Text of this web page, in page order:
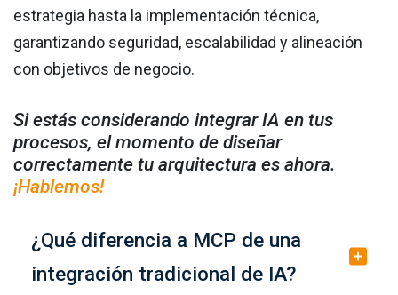
estrategia hasta la implementación técnica,
garantizando seguridad, escalabilidad y alineación
con objetivos de negocio.
Si estás considerando integrar IA en tus
procesos, el momento de diseñar
correctamente tu arquitectura es ahora.
¡Hablemos!
¿Qué diferencia a MCP de una
integración tradicional de IA?